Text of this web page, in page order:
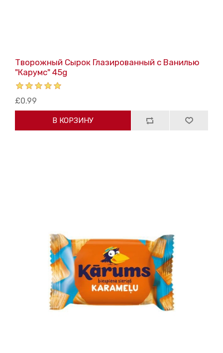
Творожный Сырок Глазированный с Ванилью
"Карумс" 45g
£0.99
В КОРЗИНУ